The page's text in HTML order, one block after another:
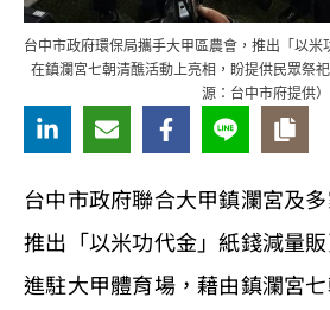
台中市政府環保局攜手大甲區農會，推出「以
在鎮瀾宮七朝清醮活動上亮相，盼提供民眾祭
源：台中市府提供）
台中市政府聯合大甲鎮瀾宮及
推出「以米功代金」紙錢減量
進駐大甲體育場，藉由鎮瀾宮